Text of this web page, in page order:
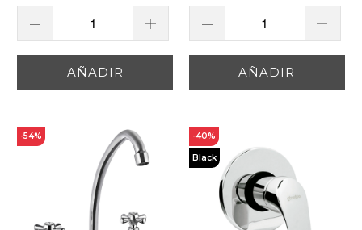
AÑADIR AÑADIR
-54% -40%
Black